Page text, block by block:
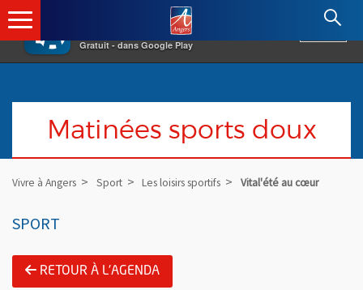
×
Gratuit - dans Google Play
Angers.fr : Retour à l'accueil
Matinées sports doux
Vivre à Angers Sport Les loisirs sportifs Vital'été au cœur
SPORT
RETOUR À L'AGENDA